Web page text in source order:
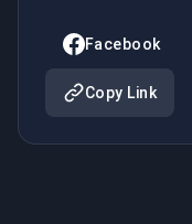
Facebook
Copy Link